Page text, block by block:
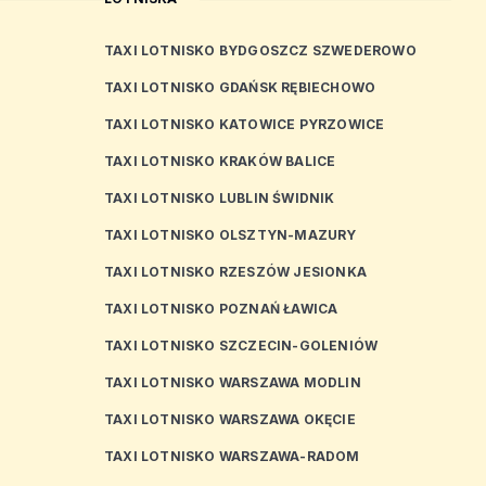
TAXI LOTNISKO BYDGOSZCZ SZWEDEROWO
TAXI LOTNISKO GDAŃSK RĘBIECHOWO
TAXI LOTNISKO KATOWICE PYRZOWICE
TAXI LOTNISKO KRAKÓW BALICE
TAXI LOTNISKO LUBLIN ŚWIDNIK
TAXI LOTNISKO OLSZTYN-MAZURY
TAXI LOTNISKO RZESZÓW JESIONKA
TAXI LOTNISKO POZNAŃ ŁAWICA
TAXI LOTNISKO SZCZECIN-GOLENIÓW
TAXI LOTNISKO WARSZAWA MODLIN
TAXI LOTNISKO WARSZAWA OKĘCIE
TAXI LOTNISKO WARSZAWA-RADOM